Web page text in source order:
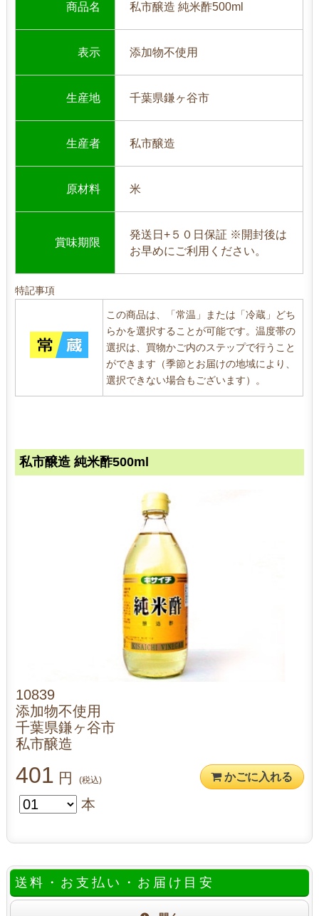
商品名 私市醸造 純米酢500ml
表示 添加物不使用
生産地 千葉県鎌ヶ谷市
生産者 私市醸造
原材料 米
賞味期限
発送日+５０日保証 ※開封後は
お早めにご利用ください。
特記事項
この商品は、「常温」または「冷蔵」どち
らかを選択することが可能です。温度帯の
選択は、買物かご内のステップで行うこと
ができます（季節とお届けの地域により、
選択できない場合もございます）。
私市醸造 純米酢500ml
10839
添加物不使用
千葉県鎌ヶ谷市
私市醸造
401 円 (税込) かごに入れる
本
送料・お支払い・お届け目安